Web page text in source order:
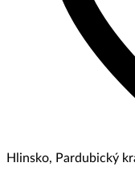
Hlinsko, Pardubický